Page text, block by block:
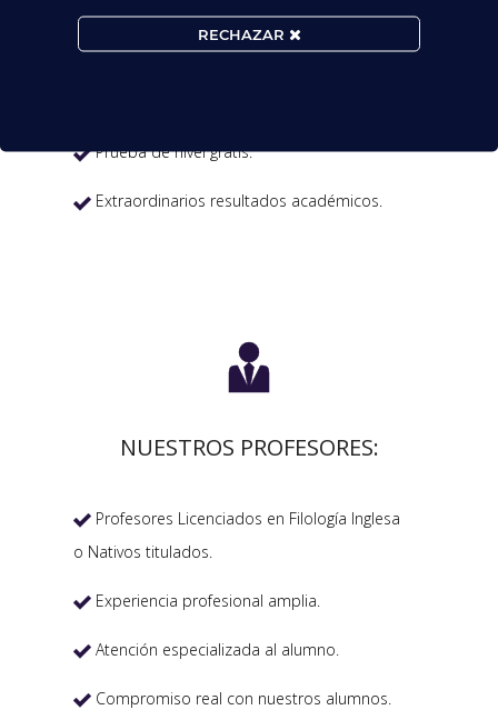
Convocatorias constantes.
Prueba de nivel gratis.
 Extraordinarios resultados académicos.

NUESTROS PROFESORES:
 Profesores Licenciados en Filología Inglesa
o Nativos titulados.
 Experiencia profesional amplia.
 Atención especializada al alumno.
 Compromiso real con nuestros alumnos.
RECHAZAR